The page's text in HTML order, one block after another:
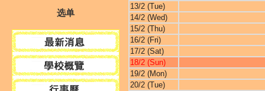
选单
13/2 (Tue)
14/2 (Wed)
15/2 (Thu)
16/2 (Fri)
17/2 (Sat)
18/2 (Sun)
19/2 (Mon)
20/2 (Tue)